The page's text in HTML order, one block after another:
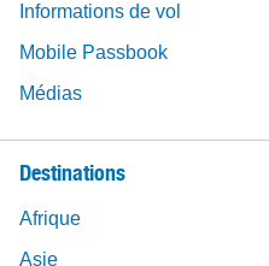
Informations de vol
Mobile Passbook
Médias
Destinations
Afrique
Asie